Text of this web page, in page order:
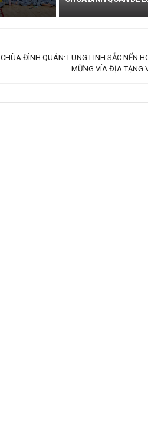
CHÙA ĐÌNH QUÁN: LUNG LINH SẮC NẾN
MỪNG VÍA ĐỊA TẠNG